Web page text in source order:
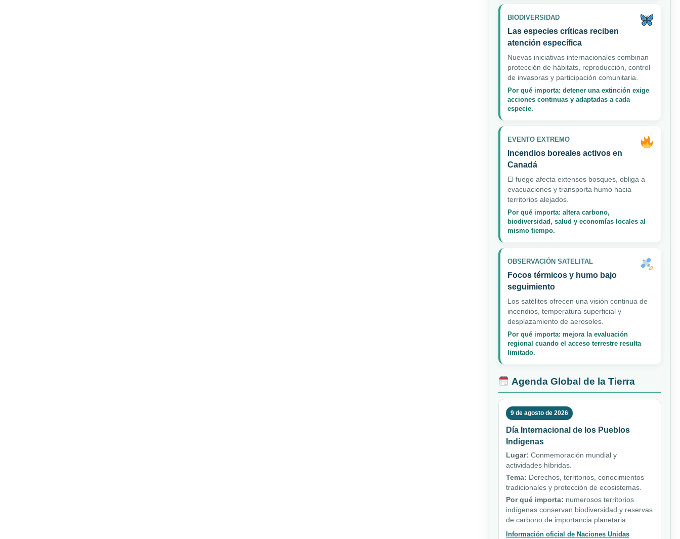
BIODIVERSIDAD
Las especies críticas reciben
atención específica
Nuevas iniciativas internacionales combinan
protección de hábitats, reproducción, control
de invasoras y participación comunitaria.
Por qué importa: detener una extinción exige
acciones continuas y adaptadas a cada
especie.
EVENTO EXTREMO
Incendios boreales activos en
Canadá
El fuego afecta extensos bosques, obliga a
evacuaciones y transporta humo hacia
territorios alejados.
Por qué importa: altera carbono,
biodiversidad, salud y economías locales al
mismo tiempo.
OBSERVACIÓN SATELITAL
Focos térmicos y humo bajo
seguimiento
Los satélites ofrecen una visión continua de
incendios, temperatura superficial y
desplazamiento de aerosoles.
Por qué importa: mejora la evaluación
regional cuando el acceso terrestre resulta
limitado.
Agenda Global de la Tierra
9 de agosto de 2026
Día Internacional de los Pueblos
Indígenas
Lugar: Conmemoración mundial y
actividades híbridas.
Tema: Derechos, territorios, conocimientos
tradicionales y protección de ecosistemas.
Por qué importa: numerosos territorios
indígenas conservan biodiversidad y reservas
de carbono de importancia planetaria.
Información oficial de Naciones Unidas